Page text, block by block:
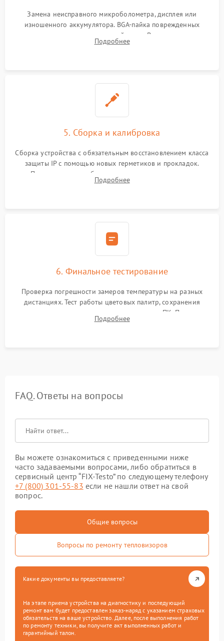
Замена неисправного микроболометра, дисплея или
изношенного аккумулятора. BGA-пайка поврежденных
контроллеров на материнской плате. Восстановление
разъемов и кнопок, замена поврежденных элементов
Подробнее
5. Сборка и калибровка
Сборка устройства с обязательным восстановлением класса
защиты IP с помощью новых герметиков и прокладок.
Программная калибровка матрицы по эталонному
абсолютно черному телу для точного измерения температур.
Подробнее
6. Финальное тестирование
Проверка погрешности замеров температуры на разных
дистанциях. Тест работы цветовых палитр, сохранения
термограмм в память и передачи данных на ПК. Проверка
автономности работы и итоговый контроль качества.
Подробнее
FAQ. Ответы на вопросы
Вы можете ознакомиться с приведенными ниже
часто задаваемыми вопросами, либо обратиться в
сервисный центр “FIX-Testo” по следующему телефону
+7 (800) 301-55-83 если не нашли ответ на свой
вопрос.
Общие вопросы
Вопросы по ремонту тепловизоров
Какие документы вы предоставляете?
На этапе приема устройства на диагностику и последующий
ремонт вам будет предоставлен заказ-наряд с указанием страховых
обязательств на ваше устройство. Далее, после выполнения работ
по ремонту техники, вы получите акт выполненных работ и
гарантийный талон.